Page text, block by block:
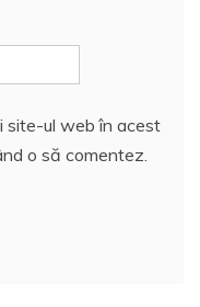
site-ul web în acest
o să comentez.